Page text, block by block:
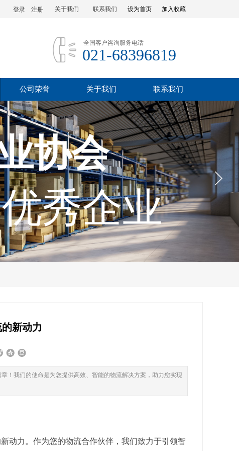
设为首页 加入收藏
登录 注册 联系我们
关于我们
全国客户咨询服务电话
021-68396819
公司荣誉 关于我们 联系我们
协会
秀企业
新动力
！我们的使命是为您提供高效、智能的物流解决方案，助力您实现
动力。作为您的物流合作伙伴，我们致力于引领智